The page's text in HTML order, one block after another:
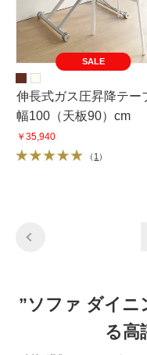
SALE
伸長式ガス圧昇降テー
幅100（天板90）cm
￥35,940
（ 1 ）
”ソファ ダイニ
る高